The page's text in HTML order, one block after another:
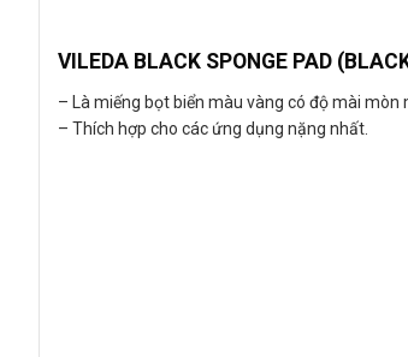
VILEDA BLACK SPONGE PAD
– Là miếng bọt biển màu vàng có độ mài
– Thích hợp cho các ứng dụng nặng nhất.